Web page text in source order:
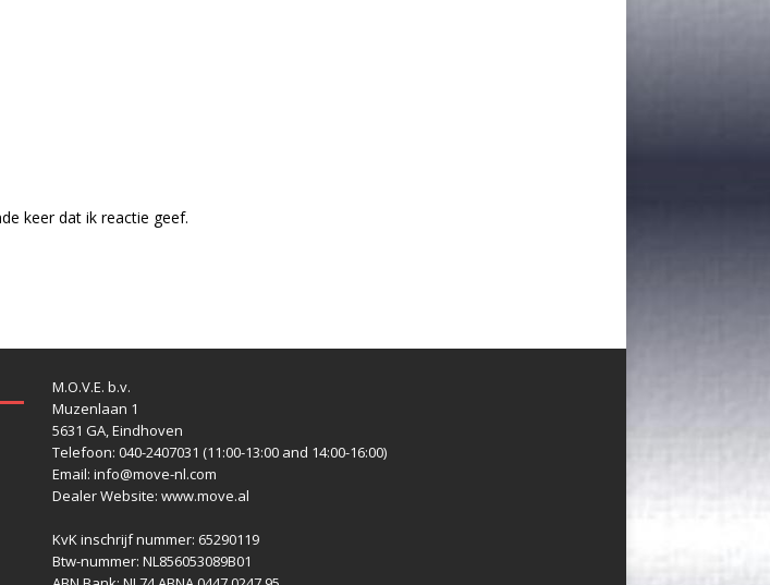
keer dat ik reactie geef.
M.O.V.E. b.v.
Muzenlaan 1
5631 GA, Eindhoven
Telefoon: 040-2407031 (11:00-13:00 and 14:00-16:00)
Email: info@move-nl.com
Dealer Website: www.move.al
KvK inschrijf nummer: 65290119
Btw-nummer: NL856053089B01